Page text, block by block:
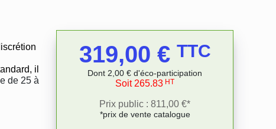
il
de 25 à
319,00 € TTC
Dont 2,00 € d'éco-participation
Soit 265.83 HT
Prix public : 811,00 €*
*prix de vente catalogue